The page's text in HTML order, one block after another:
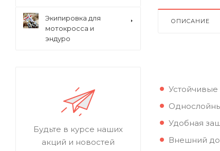
ОПИСАНИЕ
Удобная
Внешний
Экипировка для
мотокросса и
эндуро
Будьте в курсе наших
акций и новостей